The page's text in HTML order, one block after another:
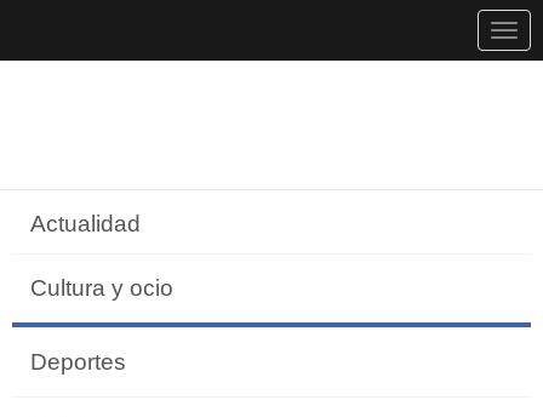
Actualidad
Cultura y ocio
Deportes